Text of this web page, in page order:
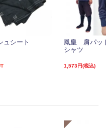
ート）に比べるとストレスなく使えるい
ます。
ュシート
鳳皇 肩パッ
シャツ
1,573円(税込)